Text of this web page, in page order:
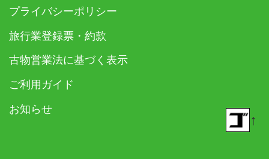
プライバシーポリシー
旅行業登録票・約款
古物営業法に基づく表示
ご利用ガイド
お知らせ
↑